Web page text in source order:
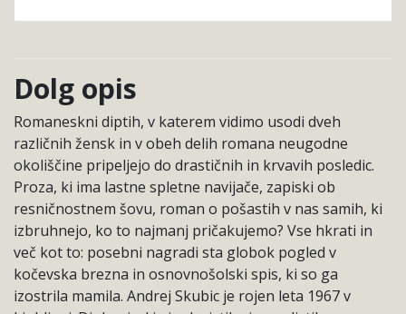
Dolg opis
Romaneskni diptih, v katerem vidimo usodi dveh
različnih žensk in v obeh delih romana neugodne
okoliščine pripeljejo do drastičnih in krvavih posledic.
Proza, ki ima lastne spletne navijače, zapiski ob
resničnostnem šovu, roman o pošastih v nas samih, ki
izbruhnejo, ko to najmanj pričakujemo? Vse hkrati in
več kot to: posebni nagradi sta globok pogled v
kočevska brezna in osnovnošolski spis, ki so ga
izostrila mamila. Andrej Skubic je rojen leta 1967 v